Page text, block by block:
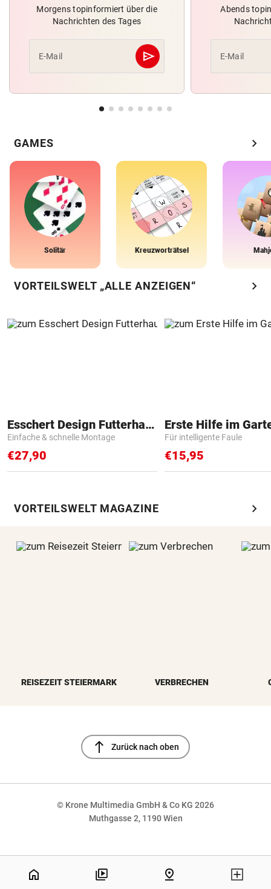
Morgens topinformiert über die
Nachrichten des Tages
E-Mail send
Abschicken
Abends
E-Mail
GAMES chevron_right
Solitär Kreuzworträtsel
VORTEILSWELT „ALLE ANZEIGEN“ chevron_right
Esschert Design Futterhaus
Einfache & schnelle Montage
€27,90
Erste Hilfe im
Für intelligente Faule
€15,95
VORTEILSWELT MAGAZINE chevron_right
REISEZEIT STEIERMARK VERBRECHEN
north Zurück nach oben
© Krone Multimedia GmbH & Co KG 2026
Muthgasse 2, 1190 Wien
home pin_drop
NaN%